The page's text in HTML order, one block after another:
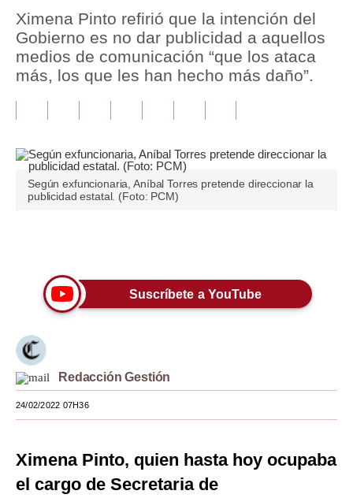
Política
Tu Dinero
Finanzas Personales
Opinión
Editorial
Tendencias
Viajes
Moda
Estilos
Mundo
EEUU
Ximena Pinto refirió que la intención del
Gobierno es no dar publicidad a aquellos
medios de comunicación “que los ataca
más, los que les han hecho más daño”.
Según exfuncionaria, Aníbal Torres pretende direccionar la
publicidad estatal. (Foto: PCM)
Suscríbete a YouTube
Redacción Gestión
24/02/2022 07H36
Ximena Pinto, quien hasta hoy ocupaba
el cargo de Secretaria de